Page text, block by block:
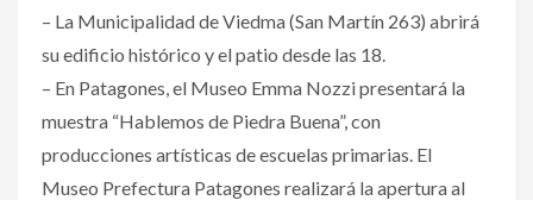
– La Municipalidad de Viedma (San Martín 263) abrirá
su edificio histórico y el patio desde las 18.
– En Patagones, el Museo Emma Nozzi presentará la
muestra “Hablemos de Piedra Buena”, con
producciones artísticas de escuelas primarias. El
Museo Prefectura Patagones realizará la apertura al